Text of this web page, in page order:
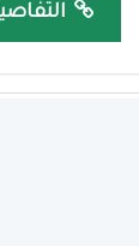
التفاصيل